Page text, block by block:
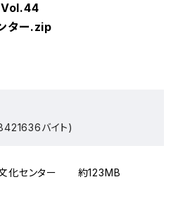
Vol.44
ター.zip
バイト)
化センター 約123MB